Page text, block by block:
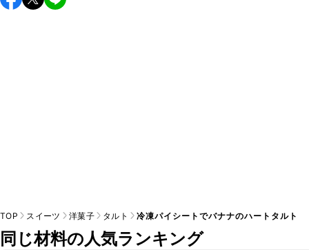
し上がりください。
TOP スイーツ 洋菓子 タルト 冷凍パイシートでバナナのハートタルト
同じ材料の人気ランキング